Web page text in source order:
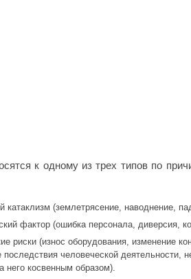
к одному из трех типов по
катаклизм (землетрясение, наводнение,
фактор (ошибка персонала, диверсия,
риски (износ оборудования, изменение
последствия человеческой деятельности,
него косвенным образом).